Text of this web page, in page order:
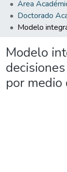
Modelo
por